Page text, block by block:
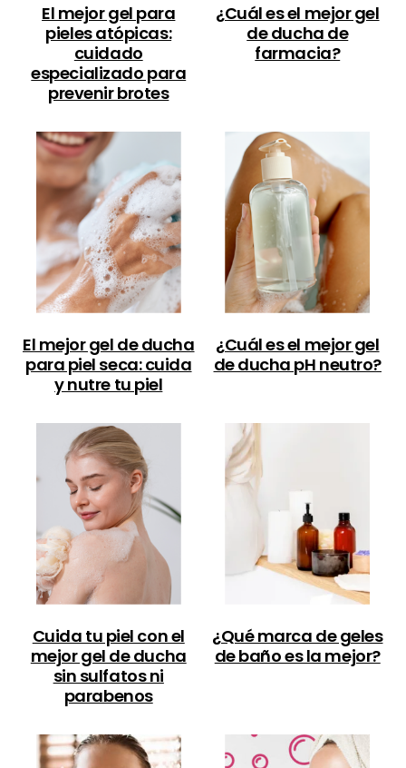
El mejor gel para
pieles atópicas:
cuidado
especializado para
prevenir brotes
¿Cuál es el mejor gel
de ducha de
farmacia?
El mejor gel de ducha
para piel seca: cuida
y nutre tu piel
¿Cuál es el mejor gel
de ducha pH neutro?
Cuida tu piel con el
mejor gel de ducha
sin sulfatos ni
parabenos
¿Qué marca de geles
de baño es la mejor?